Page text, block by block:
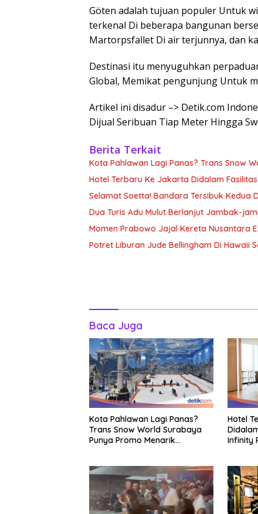
Göten adalah tujuan populer Untuk
terkenal Di beberapa bangunan
Martorpsfallet Di air terjunnya, dan
Destinasi itu menyuguhkan
Global, Memikat pengunjung Untuk
Artikel ini disadur –> Detik.com
Dijual Seribuan Tiap Meter Hingga
Berita Terkait
Kota Pahlawan Lagi Panas? Trans Snow
Hotel Terbaru Ke Jakarta Didalam
Selamat Soetta! Bandara Tersibuk Kedua
Dua Turis Adu Mulut Berlanjut Jambak-
Momen Prabowo Jajal Kereta Nusantara
Potret Liburan Jude Bellingham Di Hawaii
Baca Juga
Kota Pahlawan Lagi Panas?
Trans Snow World Surabaya
Punya Promo Menarik
Hotel
Infinity